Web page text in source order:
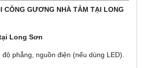
CÔNG GƯƠNG NHÀ TẮM TẠI LONG
Long Sơn
phẳng, nguồn điện (nếu dùng LED).